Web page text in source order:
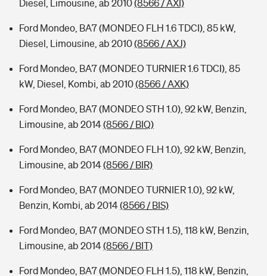
Diesel, Limousine, ab 2010(8566 / AXI)
Ford Mondeo, BA7 (MONDEO FLH 1.6 TDCI), 85 kW,
Diesel, Limousine, ab 2010(8566 / AXJ)
Ford Mondeo, BA7 (MONDEO TURNIER 1.6 TDCI), 85
kW, Diesel, Kombi, ab 2010(8566 / AXK)
Ford Mondeo, BA7 (MONDEO STH 1.0), 92 kW, Benzin,
Limousine, ab 2014(8566 / BIQ)
Ford Mondeo, BA7 (MONDEO FLH 1.0), 92 kW, Benzin,
Limousine, ab 2014(8566 / BIR)
Ford Mondeo, BA7 (MONDEO TURNIER 1.0), 92 kW,
Benzin, Kombi, ab 2014(8566 / BIS)
Ford Mondeo, BA7 (MONDEO STH 1.5), 118 kW, Benzin,
Limousine, ab 2014(8566 / BIT)
Ford Mondeo, BA7 (MONDEO FLH 1.5), 118 kW, Benzin,